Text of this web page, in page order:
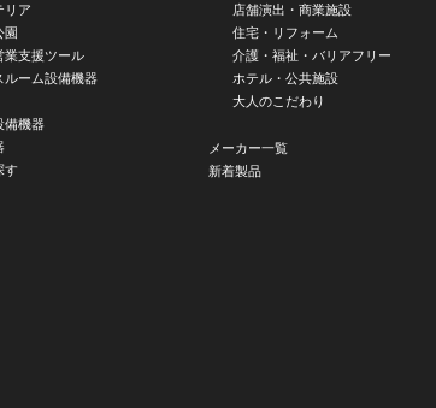
リア
園
業支援ツール
ルーム設備機器
備機器
す
店舗演出・商業施設
住宅・リフォーム
介護・福祉・バリアフリー
ホテル・公共施設
大人のこだわり
メーカー一覧
新着製品